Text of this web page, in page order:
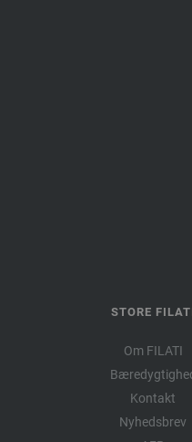
STORE
Om FILATI
Kontakt
Nyhedsbrev